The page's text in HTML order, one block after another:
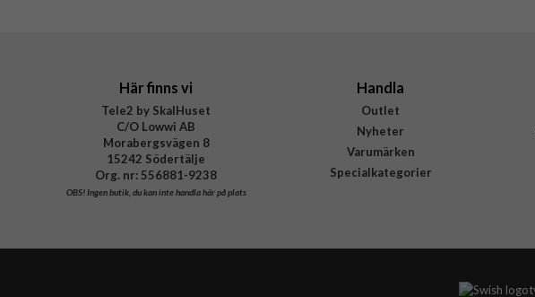
Här finns vi
Tele2 by SkalHuset
C/O Lowwi AB
Morabergsvägen 8
15242 Södertälje
Org. nr: 556881-9238
OBS!Ingen butik, du kan inte handla här på plats
Handla
Outlet
Nyheter
Varumärken
Specialkategorier